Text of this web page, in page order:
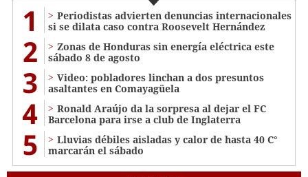
1
Periodistas advierten denuncias internacionales
si se dilata caso contra Roosevelt Hernández
2
Zonas de Honduras sin energía eléctrica este
sábado 8 de agosto
3
Video: pobladores linchan a dos presuntos
asaltantes en Comayagüela
4
Ronald Araújo da la sorpresa al dejar el FC
Barcelona para irse a club de Inglaterra
5
Lluvias débiles aisladas y calor de hasta 40 C°
marcarán el sábado